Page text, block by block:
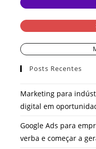
Posts Recentes
Marketing para
digital em
Google Ads para
verba e começar a